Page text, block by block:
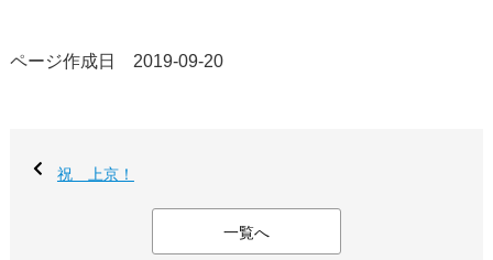
ページ作成日 2019-09-20
祝 上京！
一覧へ